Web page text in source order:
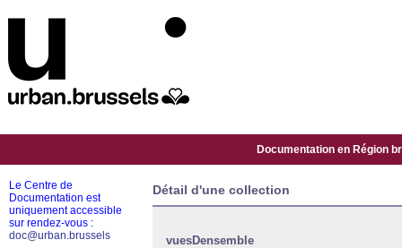
Documentation en Région
Détail d'une collection
vuesDensemble
Le Centre de
Documentation est
uniquement accessible
sur rendez-vous :
doc@urban.brussels